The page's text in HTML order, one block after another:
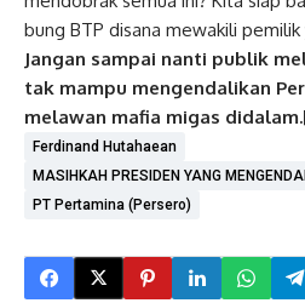
bung BTP disana mewakili
Jangan sampai nanti publik
tak mampu mengendalikan
melawan mafia migas
Ferdinand Hutahaean
MASIHKAH PRESIDEN YANG
PT Pertamina (Persero)